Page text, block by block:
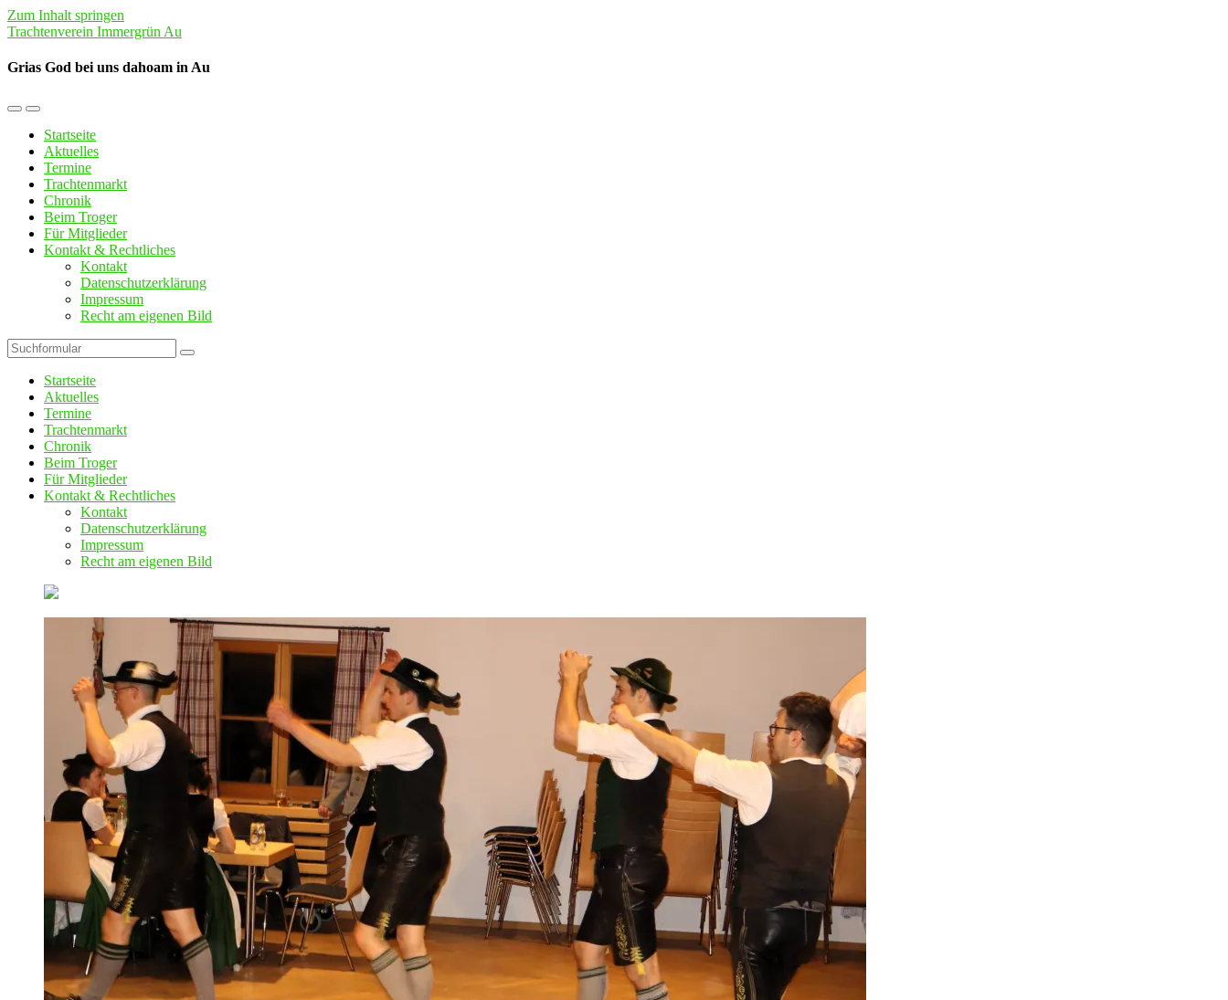
Zum Inhalt springen
Trachtenverein Immergrün Au
Grias God bei uns dahoam in Au
Mobil-
umschalten
Suchfeld
umschalten
Startseite
Aktuelles
Termine
Trachtenmarkt
Chronik
Beim Troger
Für Mitglieder
Kontakt & Rechtliches
Kontakt
Datenschutzerklärung
Impressum
Recht am eigenen Bild
Suchen
Startseite
Aktuelles
Termine
Trachtenmarkt
Chronik
Beim Troger
Für Mitglieder
Kontakt & Rechtliches
Kontakt
Datenschutzerklärung
Impressum
Recht am eigenen Bild